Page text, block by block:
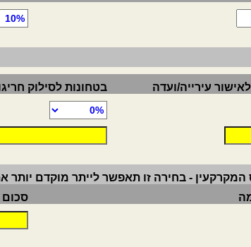
בטחונות לסילוק עירייה/ועדה
- בחירה זו תאפשר לייתר מוקדם יותר